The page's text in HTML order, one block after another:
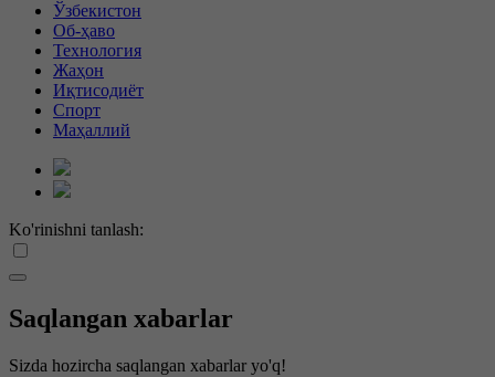
Ўзбекистон
Об-ҳаво
Технология
Жаҳон
Иқтисодиёт
Спорт
Маҳаллий
Ko'rinishni tanlash:
Saqlangan xabarlar
Sizda hozircha saqlangan xabarlar yo'q!